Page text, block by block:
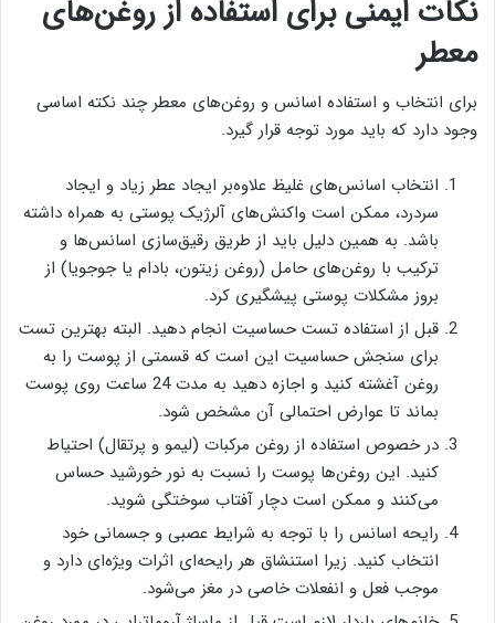
نکات ایمنی برای استفاده از روغن‌های
معطر
برای انتخاب و استفاده اسانس و روغن‌های معطر چند نکته اساسی
وجود دارد که باید مورد توجه قرار گیرد.
انتخاب اسانس‌های غلیظ علاوه‌بر ایجاد عطر زیاد و ایجاد
سردرد، ممکن است واکنش‌های آلرژیک پوستی به همراه داشته
باشد. به همین دلیل باید از طریق رقیق‌سازی اسانس‌ها و
ترکیب با روغن‌های حامل (روغن زیتون، بادام یا جوجویا) از
بروز مشکلات پوستی پیشگیری کرد.
قبل از استفاده تست حساسیت انجام دهید. البته بهترین تست
برای سنجش حساسیت این است که قسمتی از پوست را به
روغن آغشته کنید و اجازه دهید به مدت 24 ساعت روی پوست
بماند تا عوارض احتمالی آن مشخص شود.
در خصوص استفاده از روغن مرکبات (لیمو و پرتقال) احتیاط
کنید. این روغن‌ها پوست را نسبت به نور خورشید حساس
می‌کنند و ممکن است دچار آفتاب سوختگی شوید.
رایحه اسانس را با توجه به شرایط عصبی و جسمانی خود
انتخاب کنید. زیرا استنشاق هر رایحه‌ای اثرات ویژه‌ای دارد و
موجب فعل و انفعلات خاصی در مغز می‌شود.